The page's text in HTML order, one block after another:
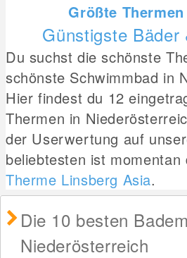
Größte
Günstigste Bäder
Du suchst die schönste
schönste Schwimmbad in
Hier findest du 12
Thermen in
der Userwertung auf
beliebtesten ist momentan
Therme Linsberg Asia.
Die 10 besten
Niederösterreich